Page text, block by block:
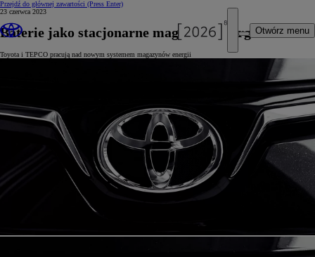
Przejdź do głównej zawartości (Press Enter)
Otwórz menu
23 czerwca 2023
Baterie jako stacjonarne magazyny energii
Toyota i TEPCO pracują nad nowym systemem magazynów energii